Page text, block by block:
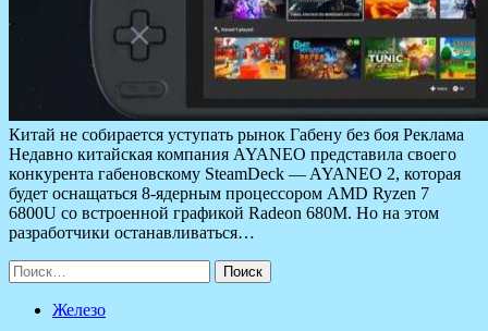
Китай не собирается уступать рынок Габену без боя Реклама
Недавно китайская компания AYANEO представила своего
конкурента габеновскому SteamDeck — AYANEO 2, которая
будет оснащаться 8-ядерным процессором AMD Ryzen 7
6800U со встроенной графикой Radeon 680M. Но на этом
разработчики останавливаться…
Найти:
Железо